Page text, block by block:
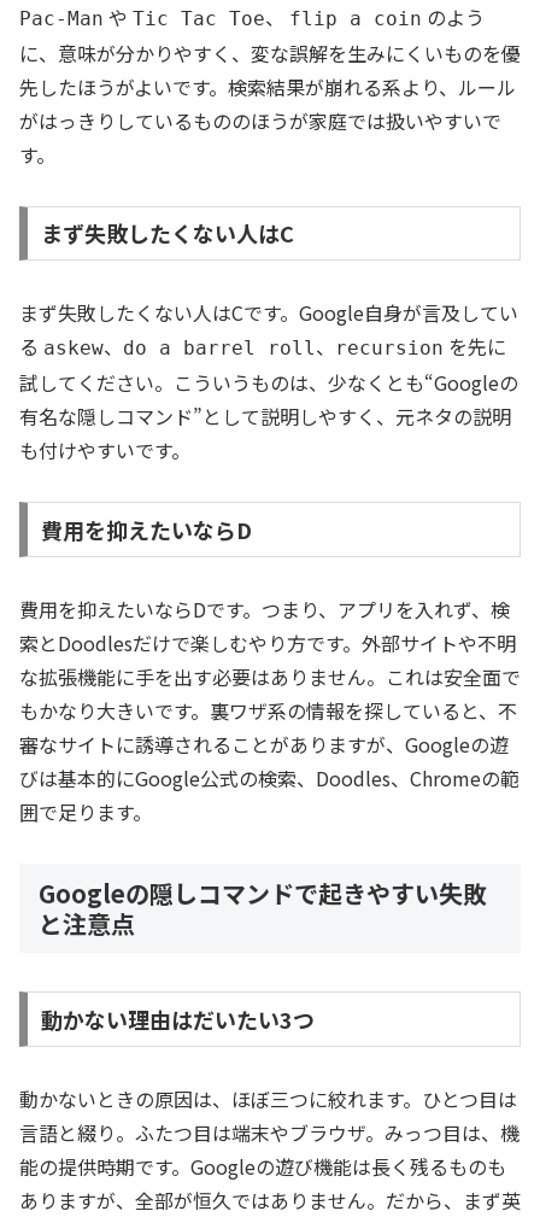
Pac-Man や Tic Tac Toe、 flip a coin のよう
に、意味が分かりやすく、変な誤解を生みにくいものを優
先したほうがよいです。検索結果が崩れる系より、ルール
がはっきりしているもののほうが家庭では扱いやすいで
す。
まず失敗したくない人はC
まず失敗したくない人はCです。Google自身が言及してい
る askew、 do a barrel roll、 recursion を先に
試してください。こういうものは、少なくとも“Googleの
有名な隠しコマンド”として説明しやすく、元ネタの説明
も付けやすいです。
費用を抑えたいならD
費用を抑えたいならDです。つまり、アプリを入れず、検
索とDoodlesだけで楽しむやり方です。外部サイトや不明
な拡張機能に手を出す必要はありません。これは安全面で
もかなり大きいです。裏ワザ系の情報を探していると、不
審なサイトに誘導されることがありますが、Googleの遊
びは基本的にGoogle公式の検索、Doodles、Chromeの範
囲で足ります。
Googleの隠しコマンドで起きやすい失敗
と注意点
動かない理由はだいたい3つ
動かないときの原因は、ほぼ三つに絞れます。ひとつ目は
言語と綴り。ふたつ目は端末やブラウザ。みっつ目は、機
能の提供時期です。Googleの遊び機能は長く残るものも
ありますが、全部が恒久ではありません。だから、まず英